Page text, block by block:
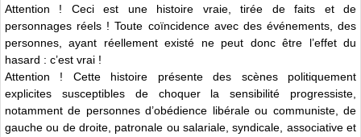
Attention ! Ceci est une histoire vraie, tirée de faits et de
personnages réels ! Toute coïncidence avec des événements, des
personnes, ayant réellement existé ne peut donc être l’effet du
hasard : c’est vrai !
Attention ! Cette histoire présente des scènes politiquement
explicites susceptibles de choquer la sensibilité progressiste,
notamment de personnes d’obédience libérale ou communiste, de
gauche ou de droite, patronale ou salariale, syndicale, associative et